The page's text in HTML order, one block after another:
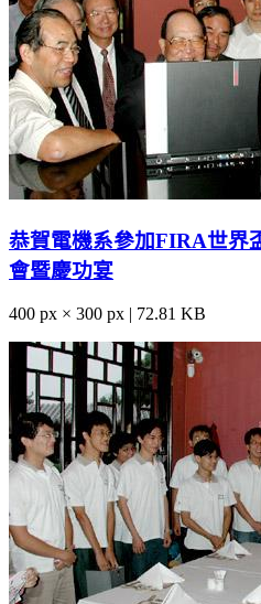
恭賀電機系參加FIRA世界
會暨慶功宴
400 px × 300 px | 72.81 KB